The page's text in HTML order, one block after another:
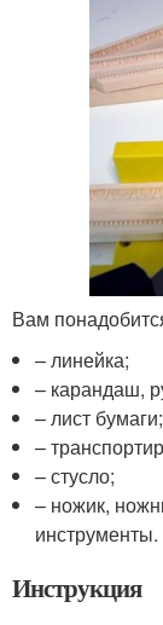
Вам
– линейка;
– карандаш,
– лист бумаги;
–
– стусло;
– ножик,
инструменты.
Инструкция